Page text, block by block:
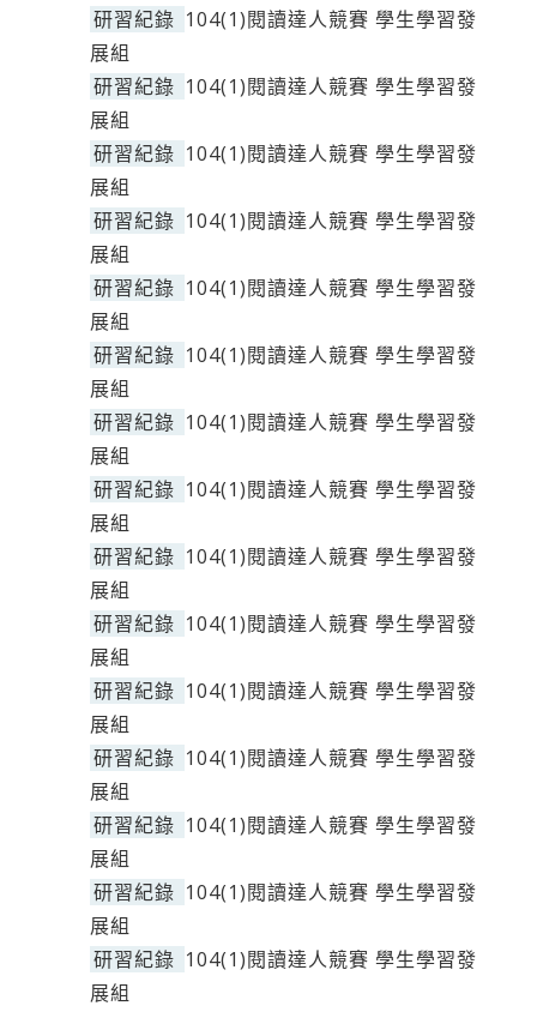
研習紀錄 104(1)閱讀達人競賽 學生學習發
展組
研習紀錄 104(1)閱讀達人競賽 學生學習發
展組
研習紀錄 104(1)閱讀達人競賽 學生學習發
展組
研習紀錄 104(1)閱讀達人競賽 學生學習發
展組
研習紀錄 104(1)閱讀達人競賽 學生學習發
展組
研習紀錄 104(1)閱讀達人競賽 學生學習發
展組
研習紀錄 104(1)閱讀達人競賽 學生學習發
展組
研習紀錄 104(1)閱讀達人競賽 學生學習發
展組
研習紀錄 104(1)閱讀達人競賽 學生學習發
展組
研習紀錄 104(1)閱讀達人競賽 學生學習發
展組
研習紀錄 104(1)閱讀達人競賽 學生學習發
展組
研習紀錄 104(1)閱讀達人競賽 學生學習發
展組
研習紀錄 104(1)閱讀達人競賽 學生學習發
展組
研習紀錄 104(1)閱讀達人競賽 學生學習發
展組
研習紀錄 104(1)閱讀達人競賽 學生學習發
展組